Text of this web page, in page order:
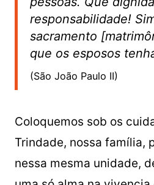
responsabilidade!
sacramento
que os esposos
(São João Paulo II)
Coloquemos sob os
Trindade, nossa família,
nessa mesma unidade,